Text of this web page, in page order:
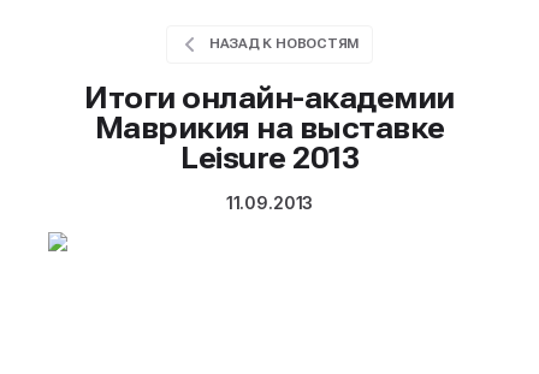
НАЗАД К НОВОСТЯМ
Итоги онлайн-академии
Маврикия на выставке
Leisure 2013
11.09.2013